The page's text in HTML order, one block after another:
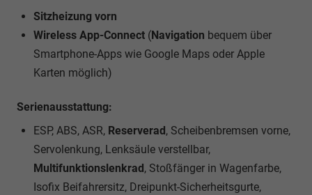
Sitzheizung vorn
Wireless App-Connect (Navigation bequem über
Smartphone-Apps wie Google Maps oder Apple
Karten möglich)
Serienausstattung:
ESP, ABS, ASR, Reserverad, Scheibenbremsen vorne,
Servolenkung, Lenksäule verstellbar,
Multifunktionslenkrad, Stoßfänger in Wagenfarbe,
Isofix Beifahrersitz, Dreipunkt-Sicherheitsgurte,